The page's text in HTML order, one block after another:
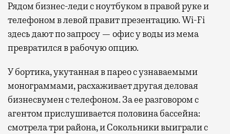
Рядом бизнес-леди с ноутбуком в правой руке и
телефоном в левой правит презентацию. Wi-Fi
здесь дают по запросу — офис у воды из мема
превратился в рабочую опцию.
У бортика, укутанная в парео с узнаваемыми
монограммами, расхаживает другая деловая
бизнесвумен с телефоном. За ее разговором с
агентом прислушивается половина бассейна:
смотрела три района, и Сокольники выиграли с